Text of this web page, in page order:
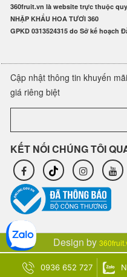
360fruit.vn là website trực thuộc
NHẬP KHẨU HOA TƯƠI 360
GPKD 0313524315 do Sở kế hoạch
Cập nhật thông tin khuyến
giá riêng biệt
KẾT NỐI CHÚNG TÔI
Design by
0936 652 727